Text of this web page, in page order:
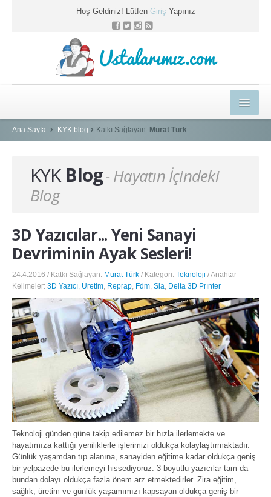
Hoş Geldiniz! Lütfen Giriş Yapınız
Ustalarımız.com
HEDİYELER
KYK BLOG
PROFESYONEL ÇÖZÜMLER
SEPETİM
Ana Sayfa KYK blog Katkı Sağlayan: Murat Türk
KYKBlog- Hayatın İçindeki
Blog
3D Yazıcılar... Yeni Sanayi
Devriminin Ayak Sesleri!
24.4.2016 / Katkı Sağlayan: Murat Türk / Kategori: Teknoloji / Anahtar
Kelimeler: 3D Yazıcı Üretim Reprap Fdm Sla Delta 3D Prınter
Teknoloji günden güne takip edilemez bir hızla ilerlemekte ve
hayatımıza kattığı yeniliklerle işlerimizi oldukça kolaylaştırmaktadır.
Günlük yaşamdan tıp alanına, sanayiden eğitime kadar oldukça geniş
bir yelpazede bu ilerlemeyi hissediyoruz. 3 boyutlu yazıcılar tam da
bundan dolayı oldukça fazla önem arz etmektedirler. Zira eğitim,
sağlık, üretim ve günlük yaşamımızı kapsayan oldukça geniş bir